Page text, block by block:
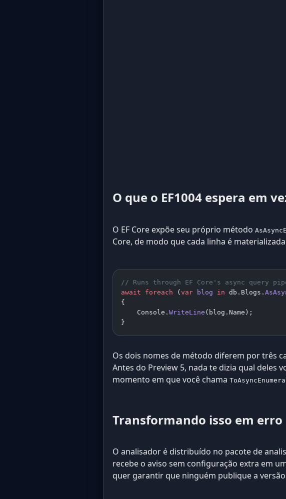
O que o EF1004 espera em
O EF Core expõe seu próprio método
Core, de modo que cada linha é
// Runs through EF Core's async query
await foreach (var blog in db.Blogs.
{
    Console.
WriteLine (blog.Name);
}
Os dois nomes de método diferem por três
Antes do Preview 5, nada te dizia qual deles
momento em que você chama
Transformando isso em erro
O analisador é distribuído no pacote de
recebe o aviso sem configuração extra em
quer garantir que ninguém publique a